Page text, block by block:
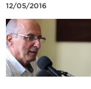
12/05/2016